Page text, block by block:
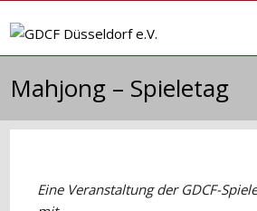
Inhalt
Mahjong – Spieletag
Eine Veranstaltung der GDCF-